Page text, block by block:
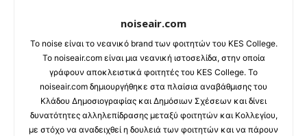
noiseair.com
Το noise είναι το νεανικό brand των φοιτητών του KES College.
Το noiseair.com είναι μια νεανική ιστοσελίδα, στην οποία
γράφουν αποκλειστικά φοιτητές του KES College. Το
noiseair.com δημιουργήθηκε στα πλαίσια αναβάθμισης του
Κλάδου Δημοσιογραφίας και Δημόσιων Σχέσεων και δίνει
δυνατότητες αλληλεπίδρασης μεταξύ φοιτητών και Κολλεγίου,
με στόχο να αναδειχθεί η δουλειά των φοιτητών και να πάρουν